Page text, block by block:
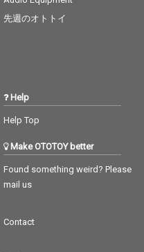
先週のオトトイ
Help
Help Top
Make OTOTOY better
Found something weird? Please
mail us
Contact